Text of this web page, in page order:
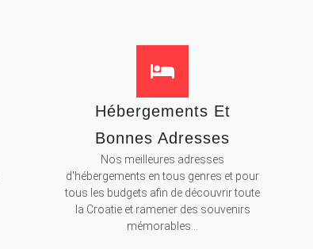
Hébergements Et
Bonnes Adresses
Nos meilleures adresses
d'hébergements en tous genres et pour
tous les budgets afin de découvrir toute
la Croatie et ramener des souvenirs
mémorables...